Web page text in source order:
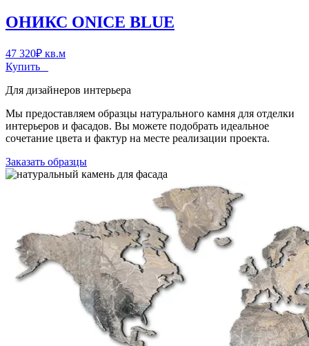
ОНИКС ONICE BLUE
47 320₽ кв.м
Купить
Для дизайнеров интерьера
Мы предоставляем образцы натурального камня для отделки
интерьеров и фасадов. Вы можете подобрать идеальное
сочетание цвета и фактур на месте реализации проекта.
Заказать образцы